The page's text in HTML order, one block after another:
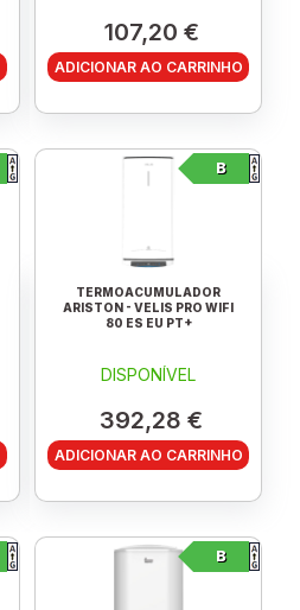
107,20 €
ADICIONAR AO CARRINHO
B
TERMOACUMULADOR
ARISTON - VELIS PRO WIFI
80 ES EU PT+
DISPONÍVEL
392,28 €
ADICIONAR AO CARRINHO
B